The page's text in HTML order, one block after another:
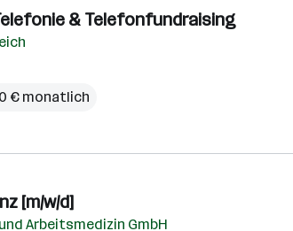
& Telefonfundraising
€ monatlich
[m/w/d]
Arbeitsmedizin GmbH